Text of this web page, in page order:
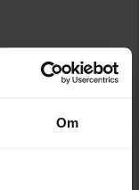
Om